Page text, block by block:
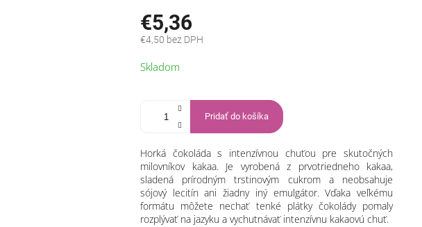
€5,36
€4,50 bez DPH
cena:
Skladom
Pridať do košíka
Horká čokoláda s intenzívnou chuťou pre skutočných
milovníkov kakaa. Je vyrobená z prvotriedneho kakaa,
sladená prírodným trstinovým cukrom a neobsahuje
sójový lecitín ani žiadny iný emulgátor. Vďaka veľkému
formátu môžete nechať tenké plátky čokolády pomaly
rozplývať na jazyku a vychutnávať intenzívnu kakaovú chuť.